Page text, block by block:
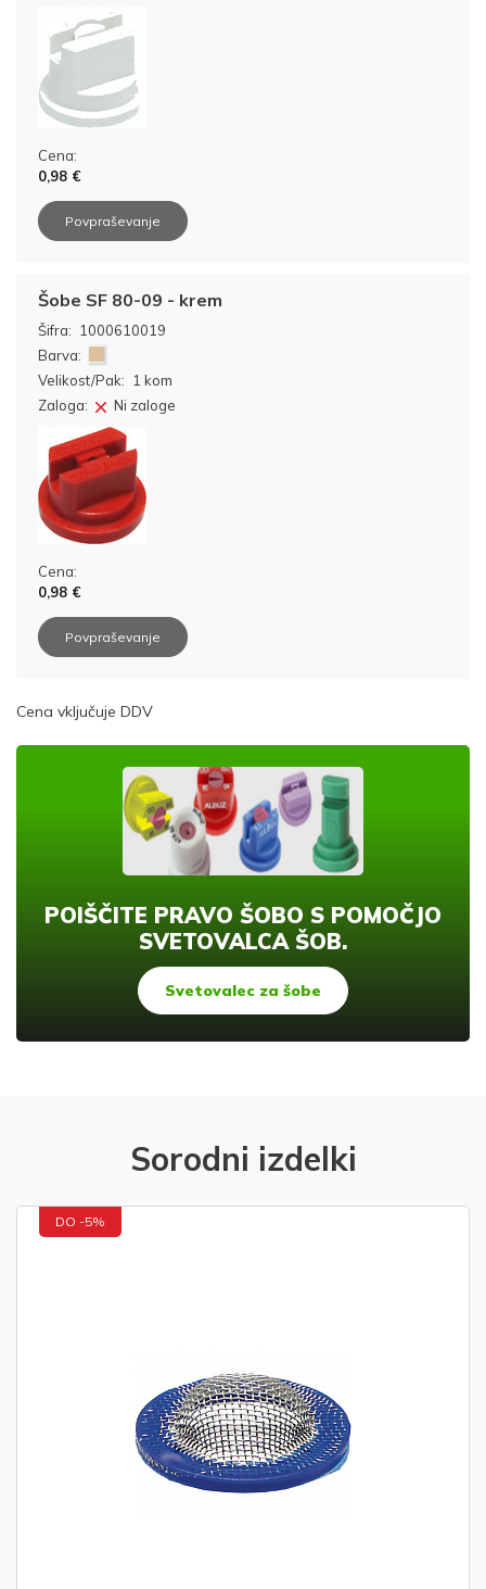
Cena:
0,98 €
Povpraševanje
Šifra: 1000610019
Šobe SF 80-09 - krem
Barva:
Velikost/Pak:
1 kom
Zaloga:
Ni zaloge
Cena:
0,98 €
Povpraševanje
Cena vključuje DDV
POIŠČITE PRAVO ŠOBO S POMOČJO
SVETOVALCA ŠOB.
Svetovalec za šobe
Sorodni izdelki
DO -5%